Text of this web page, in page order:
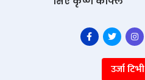
उर्जा टिभी